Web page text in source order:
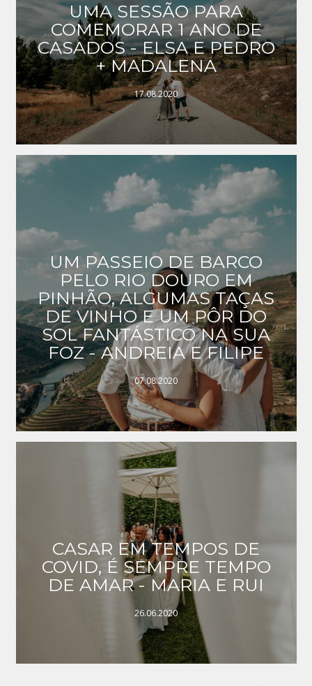
UMA SESSÃO PARA
COMEMORAR 1 ANO DE
CASADOS - ELSA E PEDRO
+ MADALENA
17.08.2020
UM PASSEIO DE BARCO
PELO RIO DOURO EM
PINHÃO, ALGUMAS TAÇAS
DE VINHO E UM PÔR DO
SOL FANTÁSTICO NA SUA
FOZ - ANDREIA E FILIPE
07.08.2020
CASAR EM TEMPOS DE
COVID, É SEMPRE TEMPO
DE AMAR - MARIA E RUI
26.06.2020